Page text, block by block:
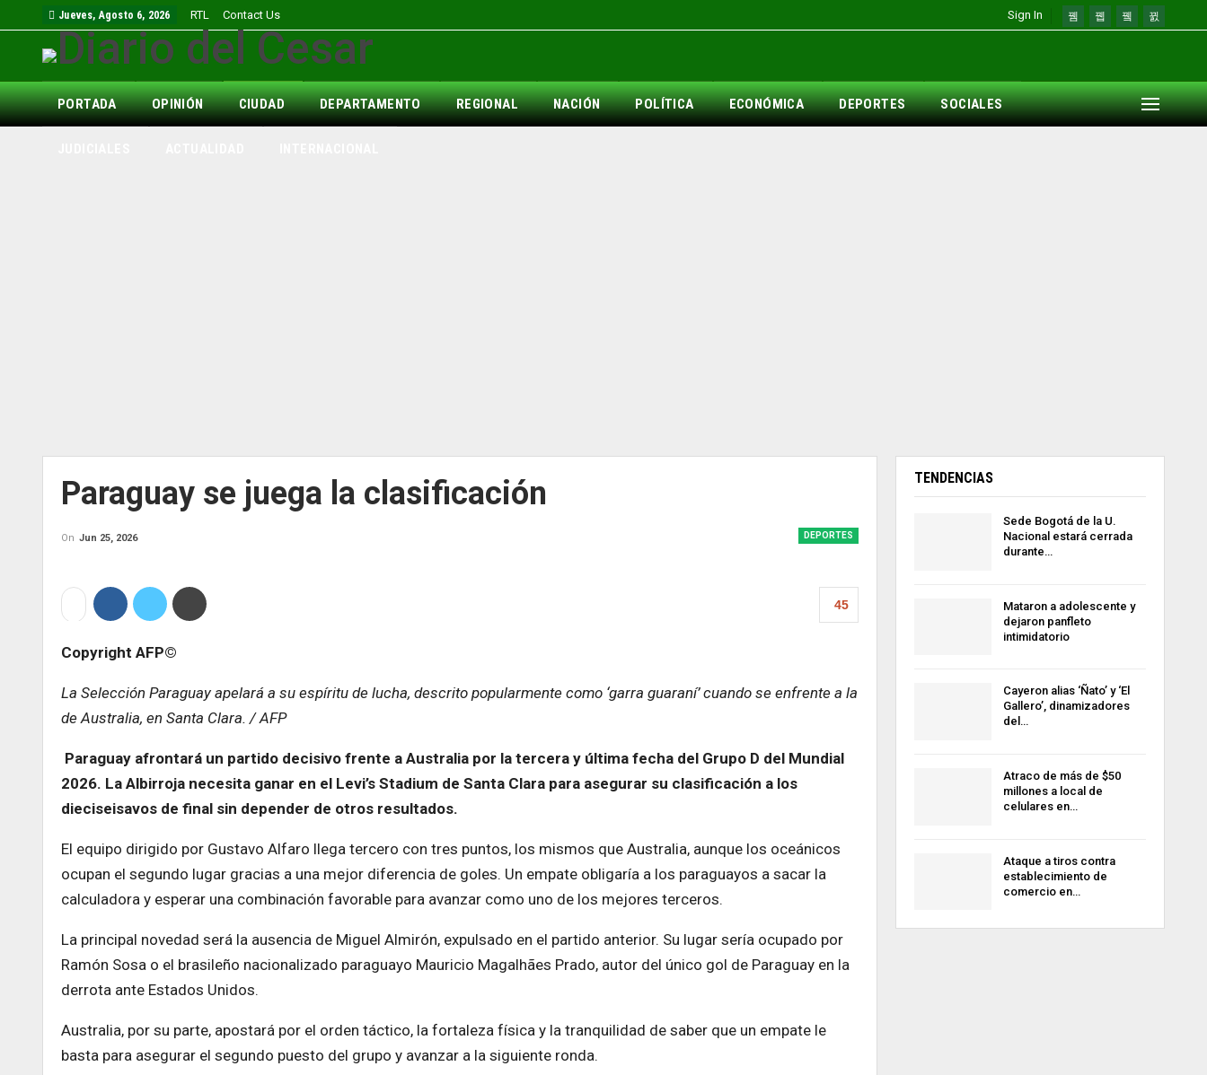
Sign In
Jueves, Agosto 6, 2026 RTL Contact Us
PORTADA OPINIÓN CIUDAD DEPARTAMENTO REGIONAL NACIÓN POLÍTICA ECONÓMICA DEPORTES SOCIALES
Paraguay se juega la clasificación
DEPORTES
On Jun 25, 2026
45
Copyright AFP©
La Selección Paraguay apelará a su espíritu de lucha, descrito popularmente como ‘garra guaraní’ cuando se enfrente a la
de Australia, en Santa Clara. / AFP
Paraguay afrontará un partido decisivo frente a Australia por la tercera y última fecha del Grupo D del Mundial
2026. La Albirroja necesita ganar en el Levi’s Stadium de Santa Clara para asegurar su clasificación a los
dieciseisavos de final sin depender de otros resultados.
El equipo dirigido por Gustavo Alfaro llega tercero con tres puntos, los mismos que Australia, aunque los oceánicos
ocupan el segundo lugar gracias a una mejor diferencia de goles. Un empate obligaría a los paraguayos a sacar la
calculadora y esperar una combinación favorable para avanzar como uno de los mejores terceros.
La principal novedad será la ausencia de Miguel Almirón, expulsado en el partido anterior. Su lugar sería ocupado por
Ramón Sosa o el brasileño nacionalizado paraguayo Mauricio Magalhães Prado, autor del único gol de Paraguay en la
derrota ante Estados Unidos.
Australia, por su parte, apostará por el orden táctico, la fortaleza física y la tranquilidad de saber que un empate le
basta para asegurar el segundo puesto del grupo y avanzar a la siguiente ronda.
TENDENCIAS
Sede Bogotá de la U.
Nacional estará cerrada
durante…
Mataron a adolescente y
dejaron panfleto
intimidatorio
Cayeron alias ‘Ñato’ y ‘El
Gallero’, dinamizadores
del…
Atraco de más de $50
millones a local de
celulares en…
Ataque a tiros contra
establecimiento de
comercio en…